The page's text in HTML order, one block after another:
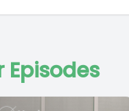
Episodes